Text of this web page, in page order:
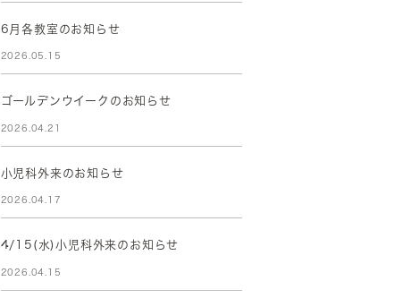
6月各教室のお知らせ
2026.05.15
ゴールデンウイークのお知らせ
2026.04.21
小児科外来のお知らせ
2026.04.17
4/15(水)小児科外来のお知らせ
2026.04.15